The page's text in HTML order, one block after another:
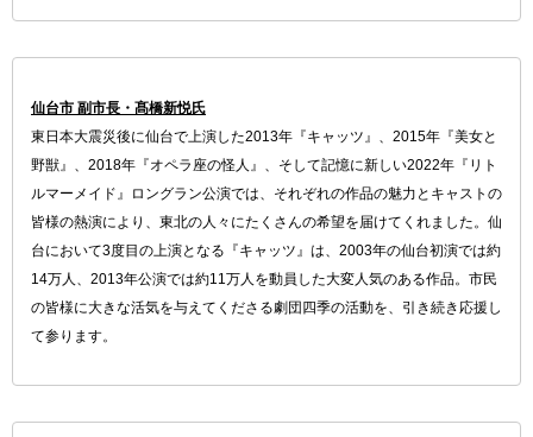
仙台市 副市長・髙橋新悦氏
東日本大震災後に仙台で上演した2013年『キャッツ』、2015年『美女と
野獣』、2018年『オペラ座の怪人』、そして記憶に新しい2022年『リト
ルマーメイド』ロングラン公演では、それぞれの作品の魅力とキャストの
皆様の熱演により、東北の人々にたくさんの希望を届けてくれました。仙
台において3度目の上演となる『キャッツ』は、2003年の仙台初演では約
14万人、2013年公演では約11万人を動員した大変人気のある作品。市民
の皆様に大きな活気を与えてくださる劇団四季の活動を、引き続き応援し
て参ります。